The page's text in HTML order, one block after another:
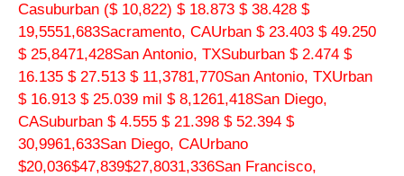
Casuburban ($ 10,822) $ 18.873 $ 38.428 $
19,5551,683Sacramento, CAUrban $ 23.403 $ 49.250
$ 25,8471,428San Antonio, TXSuburban $ 2.474 $
16.135 $ 27.513 $ 11,3781,770San Antonio, TXUrban
$ 16.913 $ 25.039 mil $ 8,1261,418San Diego,
CASuburban $ 4.555 $ 21.398 $ 52.394 $
30,9961,633San Diego, CAUrbano
$20,036$47,839$27,8031,336San Francisco,